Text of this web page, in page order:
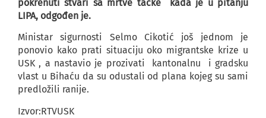
pokrenuti stvari sa mrtve tačke kada je u pitanju
LIPA, odgođen je.
Ministar sigurnosti Selmo Cikotić još jednom je
ponovio kako prati situaciju oko migrantske krize u
USK , a nastavio je prozivati kantonalnu i gradsku
vlast u Bihaću da su odustali od plana kojeg su sami
predložili ranije.
Izvor:RTVUSK